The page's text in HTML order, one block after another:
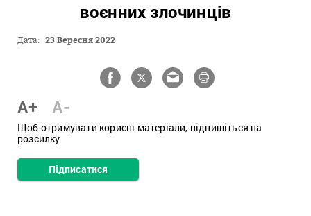
воєнних злочинців
Дата: 23 Вересня 2022
A+ A-
Щоб отримувати корисні матеріали, підпишіться на
розсилку
Підписатися